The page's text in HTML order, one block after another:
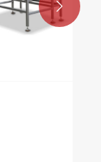
